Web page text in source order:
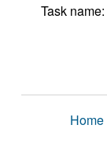
Task name:
Home